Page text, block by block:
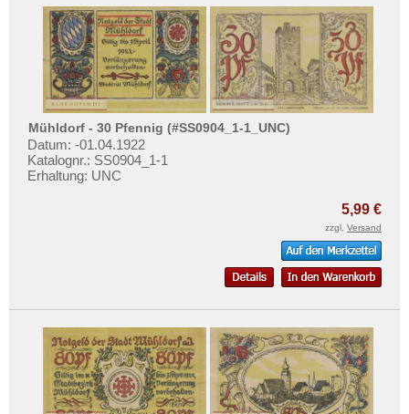
Mühldorf - 30 Pfennig (#SS0904_1-1_UNC)
Datum: -01.04.1922
Katalognr.: SS0904_1-1
Erhaltung: UNC
5,99 €
zzgl. Versand